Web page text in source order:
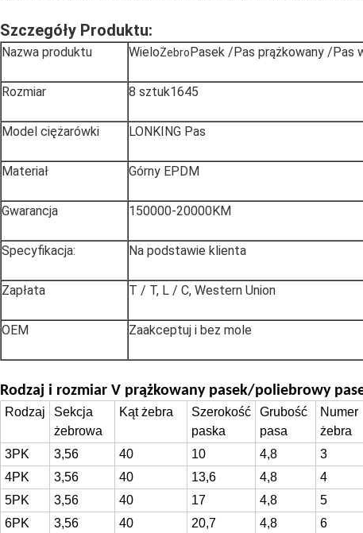
Szczegóły Produktu:
Nazwa produktu WieloŻebro Pasek /Pas prążkowany /Pas
Rozmiar 8 sztuk1645
Model ciężarówki LONKING Pas
Materiał Górny EPDM
Gwarancja 150000-20000KM
Specyfikacja: Na podstawie klienta
Zapłata T / T, L / C, Western Union
OEM Zaakceptuj i bez mole
Rodzaj i rozmiar V prążkowany pasek/poliebrowy
Rodzaj
Sekcja
żebrowa
Kąt żebra
Szerokość
paska
Grubość
pasa
Numer
żebra
3PK 3,56 40 10 4,8 3
4PK
3,56 40 13,6 4,8 4
5PK
3,56 40 17 4,8 5
6PK
3,56 40 20,7 4,8 6